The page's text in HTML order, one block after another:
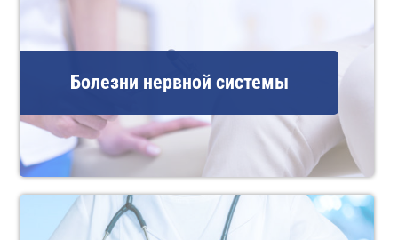
Болезни нервной системы